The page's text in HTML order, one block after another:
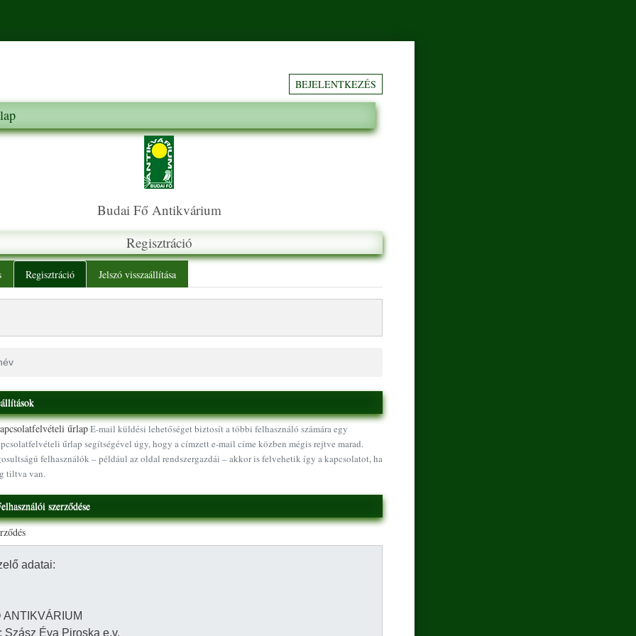
Ugrás a tartalomra
BEJELENTKEZÉS
Budai Fő Antikvárium
Regisztráció
tabs
Regisztráció Jelszó visszaállítása
űrlapE-mail küldési lehetőséget biztosít a többi felhasználó számára egy
űrlap segítségével úgy, hogy a címzett e-mail címe közben mégis rejtve marad.
felhasználók – például az oldal rendszergazdái – akkor is felvehetik így a kapcsolatot, ha
tiltva van.
szerződése